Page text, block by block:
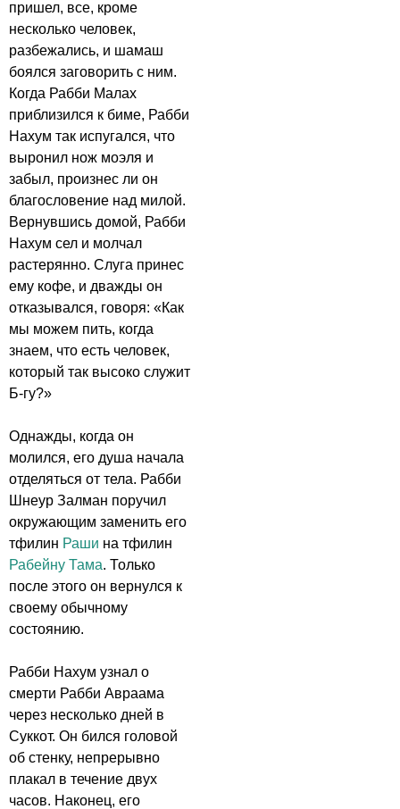
пришел, все, кроме
несколько человек,
разбежались, и шамаш
боялся заговорить с ним.
Когда Рабби Малах
приблизился к биме, Рабби
Нахум так испугался, что
выронил нож моэля и
забыл, произнес ли он
благословение над милой.
Вернувшись домой, Рабби
Нахум сел и молчал
растерянно. Слуга принес
ему кофе, и дважды он
отказывался, говоря: «Как
мы можем пить, когда
знаем, что есть человек,
который так высоко служит
Б-гу?»
Однажды, когда он
молился, его душа начала
отделяться от тела. Рабби
Шнеур Залман поручил
окружающим заменить его
тфилин Раши на тфилин
Рабейну Тама. Только
после этого он вернулся к
своему обычному
состоянию.
Рабби Нахум узнал о
смерти Рабби Авраама
через несколько дней в
Суккот. Он бился головой
об стенку, непрерывно
плакал в течение двух
часов. Наконец, его